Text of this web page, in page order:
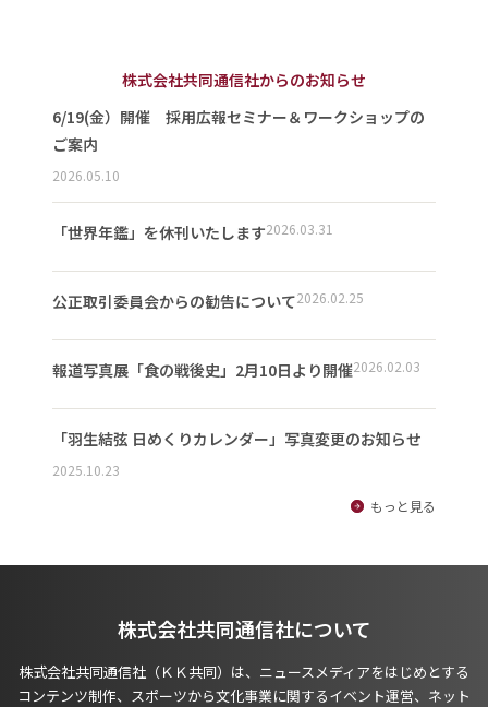
株式会社共同通信社からのお知らせ
6/19(金）開催 採用広報セミナー＆ワークショップの
ご案内
2026.05.10
「世界年鑑」を休刊いたします2026.03.31
公正取引委員会からの勧告について2026.02.25
報道写真展「食の戦後史」2月10日より開催2026.02.03
「羽生結弦 日めくりカレンダー」写真変更のお知らせ
2025.10.23
もっと見る
株式会社共同通信社について
株式会社共同通信社（ＫＫ共同）は、ニュースメディアをはじめとする
コンテンツ制作、スポーツから文化事業に関するイベント運営、ネット